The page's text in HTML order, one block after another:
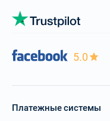
5.0
Платежные системы